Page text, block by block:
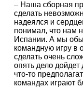
– Наша сборная
сделать
надеялся и
понимал, что нам
Испании. А мы
командную игру в
сделать очень
опять дело
что-то
командах играют